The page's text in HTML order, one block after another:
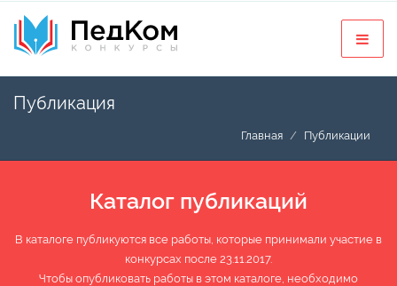
Публикация
Главная Публикации
Каталог публикаций
В каталоге публикуются все работы, которые принимали участие в
конкурсах после 23.11.2017.
Чтобы опубликовать работы в этом каталоге, необходимо